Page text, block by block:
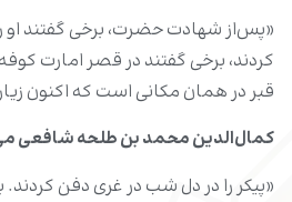
«پس‌از شهادت حضرت، برخی گفتند
کردند، برخی گفتند در قصر امارت
قبر در همان مکانی است که اکنون
کمال‌الدین محمد بن طلحه شافعی
«پیکر را در دل شب در غری دفن